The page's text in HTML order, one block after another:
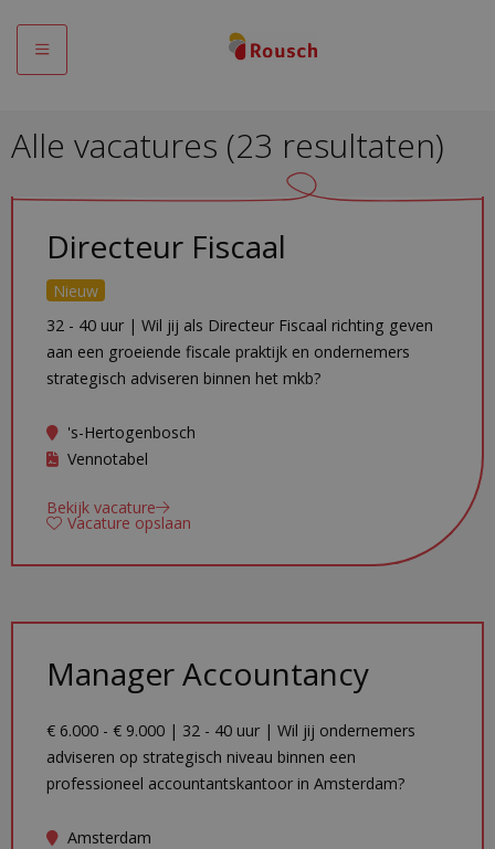
Menu
Alle vacatures (23 resultaten)
Directeur Fiscaal
Nieuw
32 - 40 uur | Wil jij als Directeur Fiscaal richting geven
aan een groeiende fiscale praktijk en ondernemers
strategisch adviseren binnen het mkb?
's-Hertogenbosch
Vennotabel
Bekijk vacature
Vacature opslaan
Manager Accountancy
€ 6.000 - € 9.000 | 32 - 40 uur | Wil jij ondernemers
adviseren op strategisch niveau binnen een
professioneel accountantskantoor in Amsterdam?
Amsterdam